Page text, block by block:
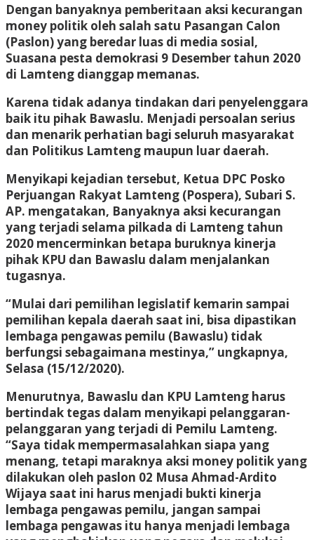
Dengan banyaknya pemberitaan aksi kecurangan
money politik oleh salah satu Pasangan Calon
(Paslon) yang beredar luas di media sosial,
Suasana pesta demokrasi 9 Desember tahun 2020
di Lamteng dianggap memanas.
Karena tidak adanya tindakan dari penyelenggara
baik itu pihak Bawaslu. Menjadi persoalan serius
dan menarik perhatian bagi seluruh masyarakat
dan Politikus Lamteng maupun luar daerah.
Menyikapi kejadian tersebut, Ketua DPC Posko
Perjuangan Rakyat Lamteng (Pospera), Subari S.
AP. mengatakan, Banyaknya aksi kecurangan
yang terjadi selama pilkada di Lamteng tahun
2020 mencerminkan betapa buruknya kinerja
pihak KPU dan Bawaslu dalam menjalankan
tugasnya.
“Mulai dari pemilihan legislatif kemarin sampai
pemilihan kepala daerah saat ini, bisa dipastikan
lembaga pengawas pemilu (Bawaslu) tidak
berfungsi sebagaimana mestinya,” ungkapnya,
Selasa (15/12/2020).
Menurutnya, Bawaslu dan KPU Lamteng harus
bertindak tegas dalam menyikapi pelanggaran-
pelanggaran yang terjadi di Pemilu Lamteng.
“Saya tidak mempermasalahkan siapa yang
menang, tetapi maraknya aksi money politik yang
dilakukan oleh paslon 02 Musa Ahmad-Ardito
Wijaya saat ini harus menjadi bukti kinerja
lembaga pengawas pemilu, jangan sampai
lembaga pengawas itu hanya menjadi lembaga